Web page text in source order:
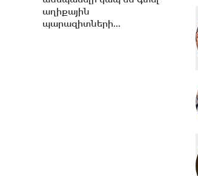
աղիքային
պարազիտների...